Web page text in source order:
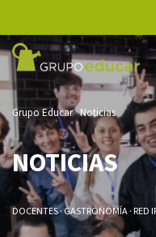
Grupo Educar Noticias
NOTICIAS
DOCENTES·GASTRONOMÍA · RED